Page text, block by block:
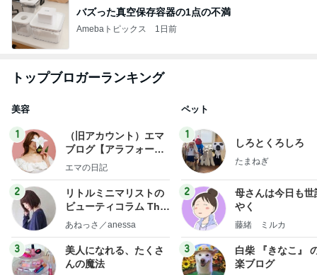
バズった真空保存容器の1点の不満
Amebaトピックス 1日前
トップブロガーランキング
美容
1
（旧アカウント）エマ
ブログ【アラフォー会
社売却セカンドライ
エマの日記
2
リトルミニマリストの
ビューティコラム The
little minimalist's bea
あねっさ／anessa
3
美人になれる、たくさ
んの魔法
ペット
1
しろとくろしろ
たまねぎ
2
母さんは今日も世
やく
藤緒 ミルカ
3
白柴 『きなこ』
楽ブログ